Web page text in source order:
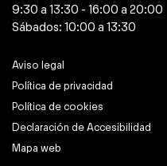
9:30 a 13:30 - 16:00 a 20:00
Sábados: 10:00 a 13:30
Aviso legal
Política de privacidad
Política de cookies
Declaración de Accesibilidad
Mapa web